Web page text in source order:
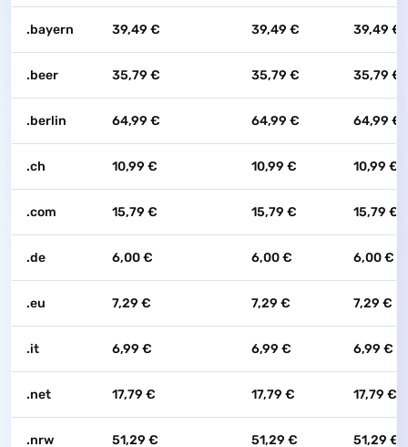
.bayern 39,49 € 39,49 € 39,49 €
.beer 35,79 € 35,79 € 35,79 €
.berlin 64,99 € 64,99 € 64,99 €
.ch 10,99 € 10,99 € 10,99 €
.com 15,79 € 15,79 € 15,79 €
.de 6,00 € 6,00 € 6,00 €
.eu 7,29 € 7,29 € 7,29 €
.it 6,99 € 6,99 € 6,99 €
.net 17,79 € 17,79 € 17,79 €
.nrw 51,29 € 51,29 € 51,29 €